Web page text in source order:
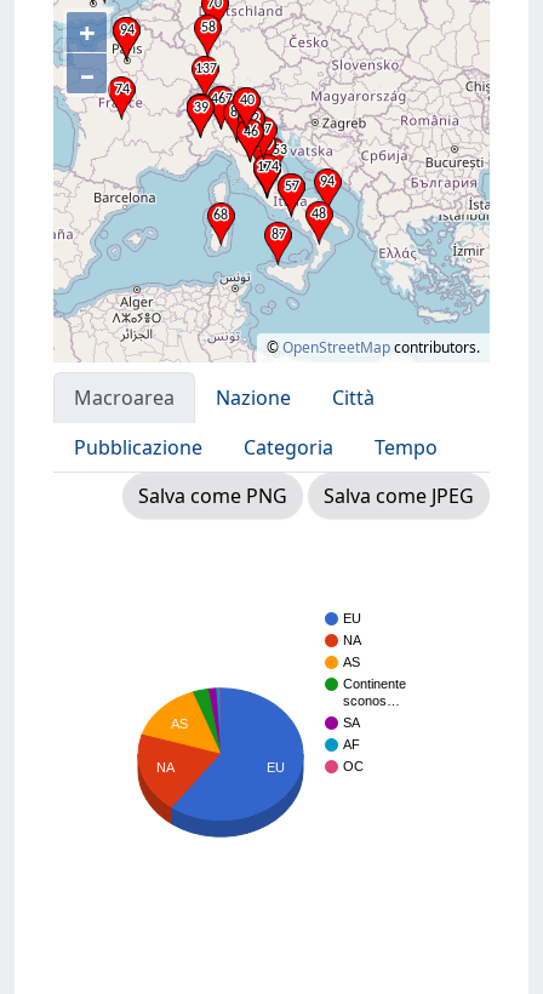
+
–
©OpenStreetMapcontributors.
Macroarea Nazione
Città
Pubblicazione
Categoria
Tempo
Salva come PNG
Salva come JPEG
EU
NA
AS
Continente
sconos…
SA
AF
OC
AS
NA EU